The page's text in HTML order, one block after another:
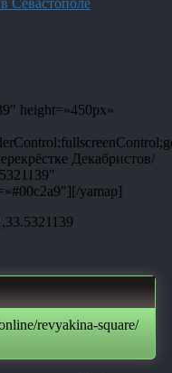
height=»450px»
Декабристов/
yamap]
revyakina-square/